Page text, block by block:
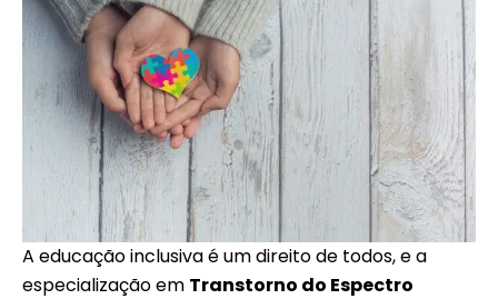
A educação inclusiva é um direito de todos, e a
especialização em Transtorno do Espectro